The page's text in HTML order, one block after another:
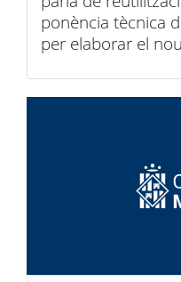
ponència tècnica
per elaborar el